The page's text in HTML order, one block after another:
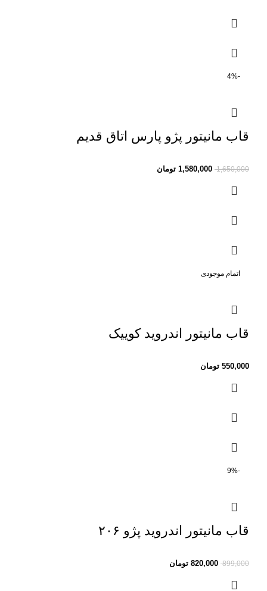
-4%
قاب مانیتور پژو پارس اتاق قدیم
1,650,000
1,580,000 تومان
اتمام موجودی
قاب مانیتور اندروید کوییک
550,000 تومان
-9%
قاب مانیتور اندروید پژو ۲۰۶
899,000
820,000 تومان